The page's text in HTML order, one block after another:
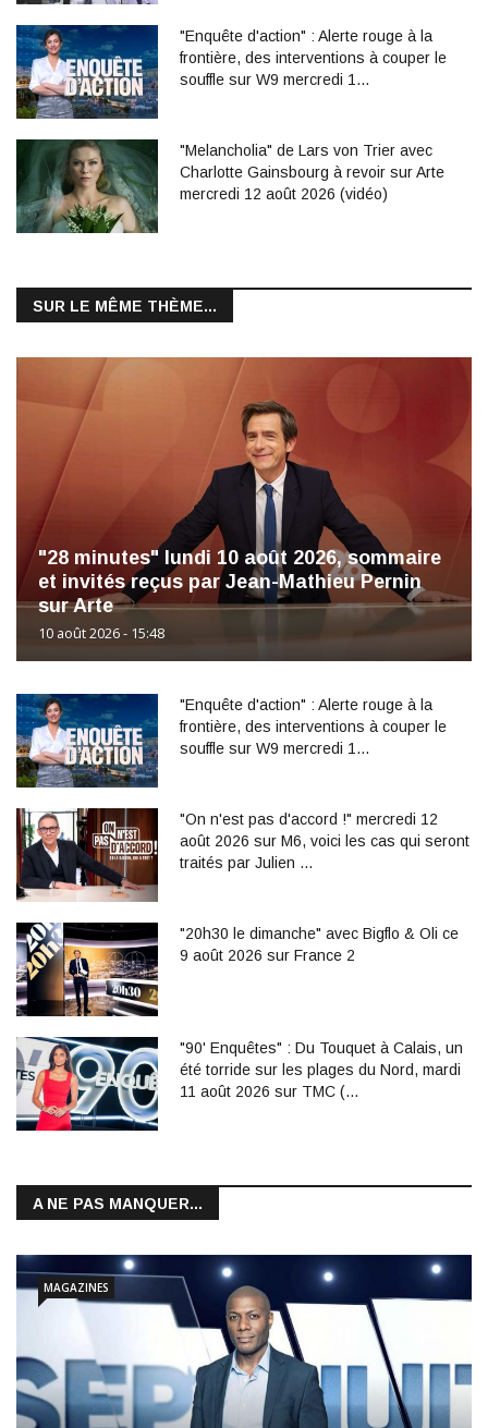
"Enquête d'action" : Alerte rouge à la
frontière, des interventions à couper le
souffle sur W9 mercredi 1…
"Melancholia" de Lars von Trier avec
Charlotte Gainsbourg à revoir sur Arte
mercredi 12 août 2026 (vidéo)
SUR LE MÊME THÈME...
"28 minutes" lundi 10 août 2026, sommaire
et invités reçus par Jean-Mathieu Pernin
sur Arte
10 août 2026 - 15:48
"Enquête d'action" : Alerte rouge à la
frontière, des interventions à couper le
souffle sur W9 mercredi 1…
"On n'est pas d'accord !" mercredi 12
août 2026 sur M6, voici les cas qui seront
traités par Julien …
"20h30 le dimanche" avec Bigflo & Oli ce
9 août 2026 sur France 2
"90' Enquêtes" : Du Touquet à Calais, un
été torride sur les plages du Nord, mardi
11 août 2026 sur TMC (…
A NE PAS MANQUER...
MAGAZINES